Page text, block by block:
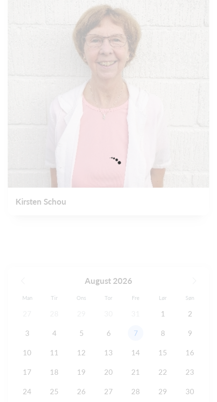
Kirsten Schou
August 2026
Man Tir Ons Tor Fre Lør Søn
1 2
3 4 5 6 7 8 9
10 11 12 13 14 15 16
17 18 19 20 21 22 23
24 25 26 27 28 29 30